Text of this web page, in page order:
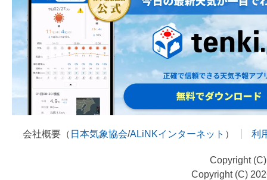
会社概要（ 日本気象協会/ALiNKインターネット ） 利
Copyright
Copyright (C)